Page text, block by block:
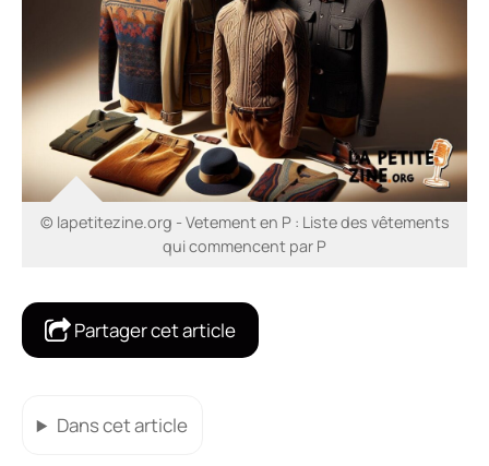
© lapetitezine.org - Vetement en P : Liste des vêtements
qui commencent par P
Partager cet article
Dans cet article